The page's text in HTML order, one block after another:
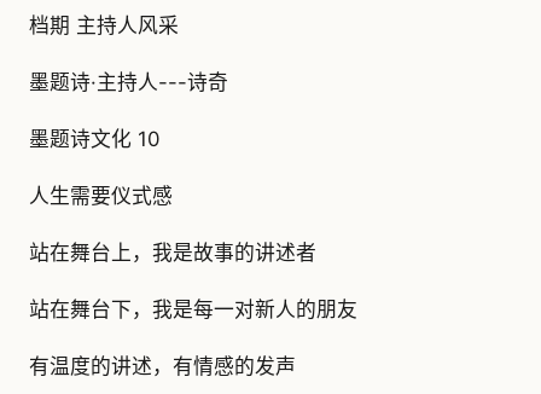
档期 主持人风采
墨题诗·主持人---诗奇
墨题诗文化 10
人生需要仪式感
站在舞台上，我是故事的讲述者
站在舞台下，我是每一对新人的朋友
有温度的讲述，有情感的发声